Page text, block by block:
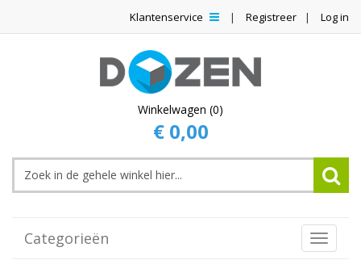
Klantenservice Registreer Log in
Winkelwagen (0)
€ 0,00
Categorieën
Toggle